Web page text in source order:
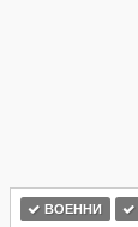
ВОЕННИ